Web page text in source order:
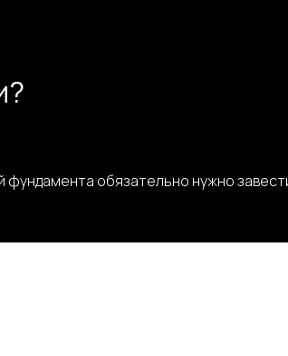
фундамента обязательно нужно